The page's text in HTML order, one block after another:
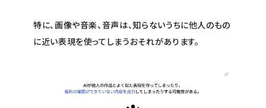
特に、画像や音楽、音声は、知らないうちに他人のもの
に近い表現を使ってしまうおそれがあります。